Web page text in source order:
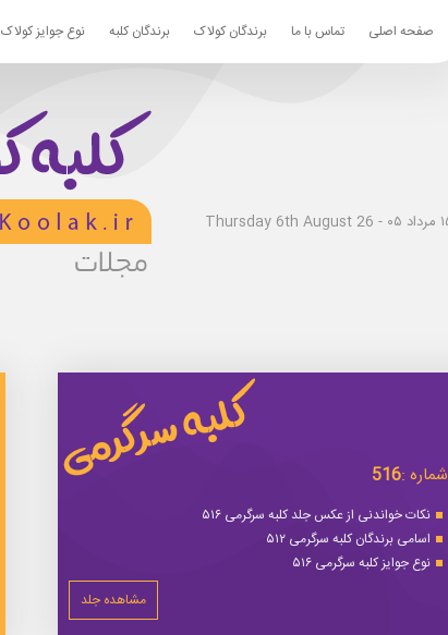
صفحه اصلی تماس با ما برندگان کولاک برندگان کلبه نوع جوایز کولاک
شماره :516
نکات خواندنی از عکس جلد کلبه سرگرمی ۵۱۶
اسامی برندگان کلبه سرگرمی ۵۱۲
نوع جوایز کلبه سرگرمی ۵۱۶
مشاهده جلد